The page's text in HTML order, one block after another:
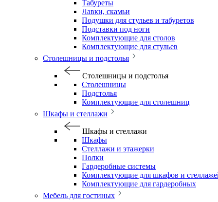
Табуреты
Лавки, скамьи
Подушки для стульев и табуретов
Подставки под ноги
Комплектующие для столов
Комплектующие для стульев
Столешницы и подстолья
Столешницы и подстолья
Столешницы
Подстолья
Комплектующие для столешниц
Шкафы и стеллажи
Шкафы и стеллажи
Шкафы
Стеллажи и этажерки
Полки
Гардеробные системы
Комплектующие для шкафов и
Комплектующие для гардеробных
Мебель для гостиных